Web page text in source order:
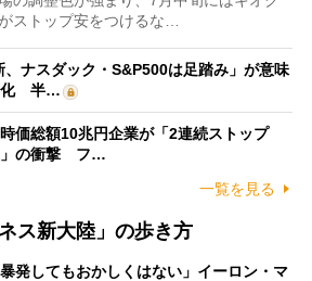
ストップ安をつけるな…
、ナスダック・S&P500は足踏み」が意味
化 半…
時価総額10兆円企業が「2連続ストップ
」の衝撃 フ…
一覧を見る
ス新大陸」の歩き方
暴発してもおかしくはない」イーロン・マ